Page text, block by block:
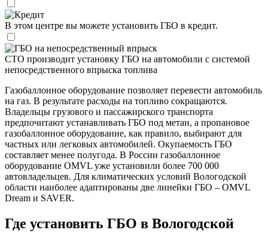
Кредит
В этом центре вы можете установить ГБО в кредит.
ГБО на непосредственный впрыск
СТО производит установку ГБО на автомобили с системой
непосредственного впрыска топлива
Газобаллонное оборудование позволяет перевести автомобиль
на газ. В результате расходы на топливо сокращаются.
Владельцы грузового и пассажирского транспорта
предпочитают устанавливать ГБО под метан, а пропановое
газобаллонное оборудование, как правило, выбирают для
частных или легковых автомобилей. Окупаемость ГБО
составляет менее полугода. В России газобаллонное
оборудование OMVL уже установили более 700 000
автовладельцев. Для климатических условий Вологодской
области наиболее адаптированы две линейки ГБО – OMVL
Dream и SAVER.
Где установить ГБО в Вологодской